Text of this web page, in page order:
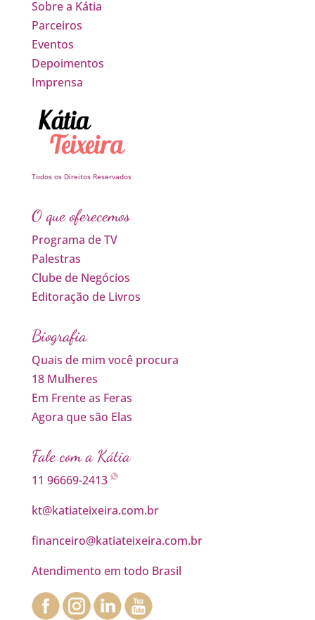
Sobre a Kátia
Parceiros
Eventos
Depoimentos
Imprensa
Todos os Direitos Reservados
O que oferecemos
Programa de TV
Palestras
Clube de Negócios
Editoração de Livros
Biografia
Quais de mim você procura
18 Mulheres
Em Frente as Feras
Agora que são Elas
Fale com a Kátia
11 96669-2413
kt@katiateixeira.com.br
financeiro@katiateixeira.com.br
Atendimento em todo Brasil